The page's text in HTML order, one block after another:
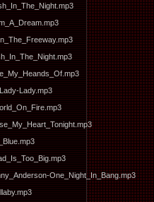
Lady.mp3
One_Night_In_Bang.mp3